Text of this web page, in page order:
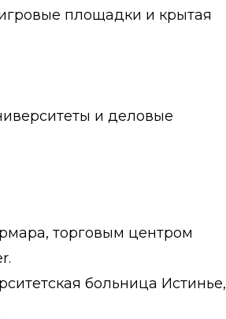
площадки и крытая
и деловые
торговым центром
больница Истинье,